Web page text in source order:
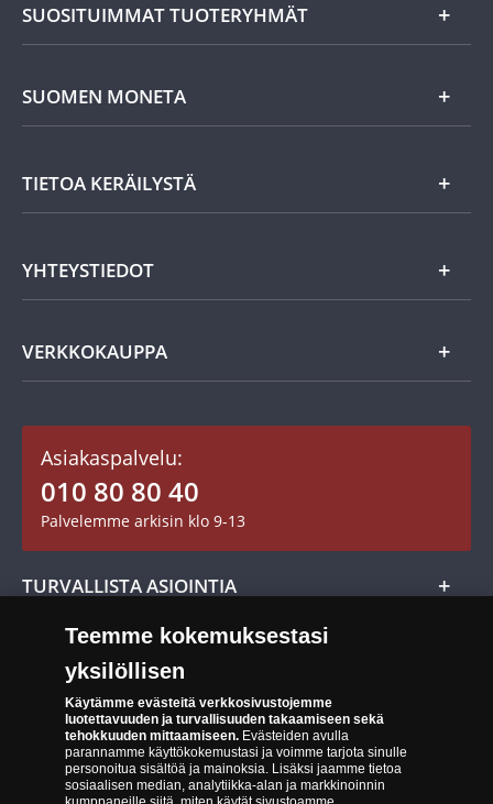
SUOSITUIMMAT TUOTERYHMÄT
Uutuudet
Eurokolikot
Vanhat rahat
Keräilytarvikkeet
Mitalit
SUOMEN MONETA
Töihin Suomen Monetaan?
TIETOA KERÄILYSTÄ
YHTEYSTIEDOT
Asiakaspalvelu
VERKKOKAUPPA
Asiakastili / Omat sivut
Toimitusehdot
Maksutavat
Evästeet Suomen Monetan verkkokaupassa
Saavutettavuusseloste
Asiakaspalvelu:
010 80 80 40
Palvelemme arkisin klo 9-13
TURVALLISTA ASIOINTIA
Turvallinen kumppani
Aitous- ja laatutakuu
14 päivän palautusoikeus
Teemme kokemuksestasi
yksilöllisen
Käytämme evästeitä verkkosivustojemme
luotettavuuden ja turvallisuuden takaamiseen sekä
tehokkuuden mittaamiseen.Evästeiden avulla
parannamme käyttökokemustasi ja voimme tarjota sinulle
personoitua sisältöä ja mainoksia. Lisäksi jaamme tietoa
sosiaalisen median, analytiikka-alan ja markkinoinnin